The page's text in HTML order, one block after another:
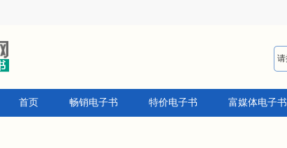
首页 畅销电子书 特价电子书 富媒体电子书